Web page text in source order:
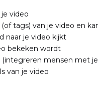
video
tags) van je video en
naar je video kijkt
bekeken wordt
(integreren mensen met
van je video